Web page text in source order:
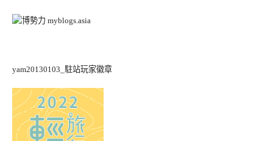
yam20130103_駐站玩家徽章